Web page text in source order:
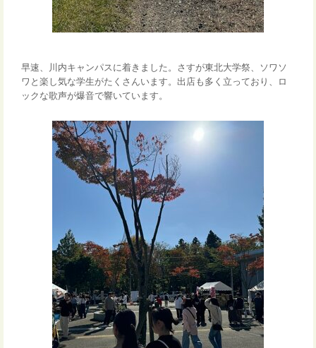
早速、川内キャンパスに着きました。さすが東北大学祭、ソワソ
ワと楽し気な学生がたくさんいます。出店も多く立っており、ロ
ックな歌声が爆音で響いています。